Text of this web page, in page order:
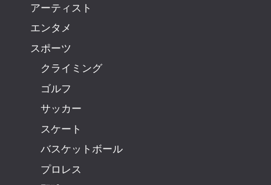
アーティスト
エンタメ
スポーツ
クライミング
ゴルフ
サッカー
スケート
バスケットボール
プロレス